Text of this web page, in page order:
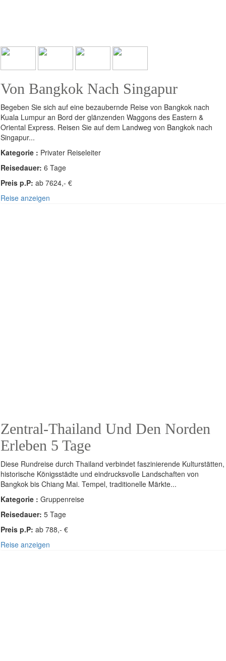
Von Bangkok Nach Singapur
Begeben Sie sich auf eine bezaubernde Reise von Bangkok nach
Kuala Lumpur an Bord der glänzenden Waggons des Eastern &
Oriental Express. Reisen Sie auf dem Landweg von Bangkok nach
Singapur...
Kategorie : Privater Reiseleiter
Reisedauer: 6 Tage
Preis p.P: ab 7624,- €
Reise anzeigen
Zentral-Thailand Und Den Norden
Erleben 5 Tage
Diese Rundreise durch Thailand verbindet faszinierende Kulturstätten,
historische Königsstädte und eindrucksvolle Landschaften von
Bangkok bis Chiang Mai. Tempel, traditionelle Märkte...
Kategorie : Gruppenreise
Reisedauer: 5 Tage
Preis p.P: ab 788,- €
Reise anzeigen